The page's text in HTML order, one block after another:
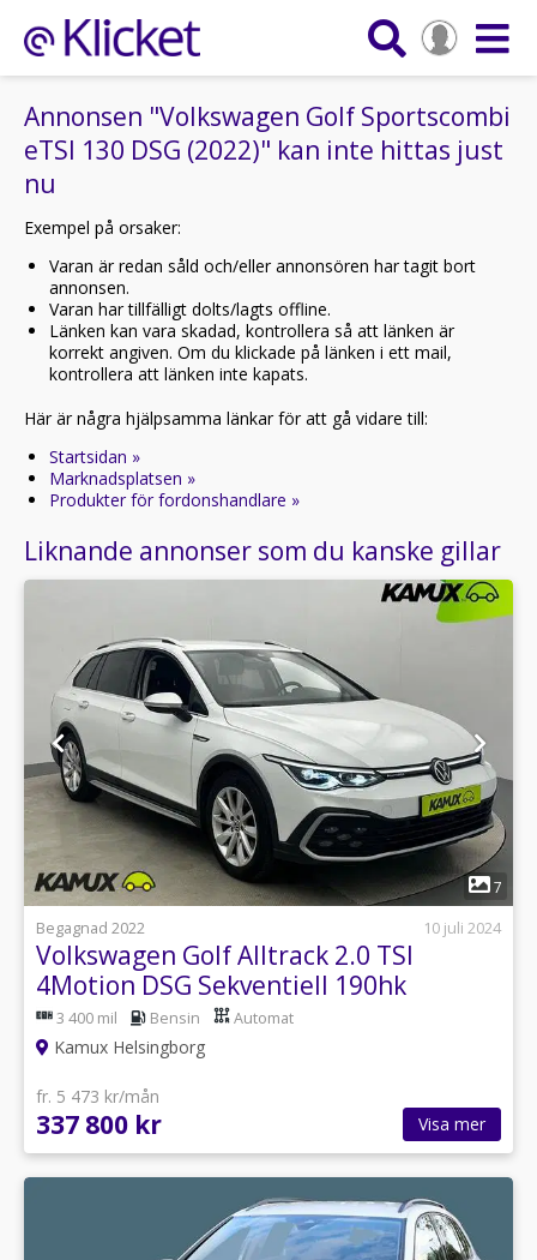
Annonsen "Volkswagen Golf Sportscombi
eTSI 130 DSG (2022)" kan inte hittas just
nu
Exempel på orsaker:
Varan är redan såld och/eller annonsören har tagit bort
annonsen.
Varan har tillfälligt dolts/lagts offline.
Länken kan vara skadad, kontrollera så att länken är
korrekt angiven. Om du klickade på länken i ett mail,
kontrollera att länken inte kapats.
Här är några hjälpsamma länkar för att gå vidare till:
Startsidan »
Marknadsplatsen »
Produkter för fordonshandlare »
Liknande annonser som du kanske gillar
1
7
Begagnad 2022
10 juli 2024
Volkswagen Golf Alltrack 2.0 TSI
4Motion DSG Sekventiell 190hk
3 400 mil Bensin Automat
Kamux Helsingborg
fr. 5 473 kr/mån
337 800 kr Visa mer